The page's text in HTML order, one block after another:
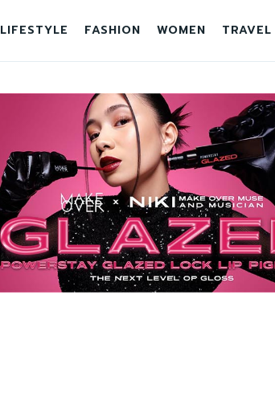
LIFESTYLE FASHION WOMEN TRAVEL